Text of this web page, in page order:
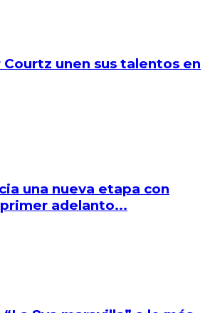
Courtz unen sus talentos en
una nueva etapa con
adelanto...